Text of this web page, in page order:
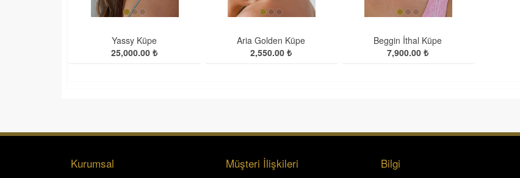
Yassy Küpe
25,000.00 ₺
Aria Golden Küpe
2,550.00 ₺
Beggin İthal Küpe
7,900.00 ₺
Kurumsal Müşteri İlişkileri Bilgi